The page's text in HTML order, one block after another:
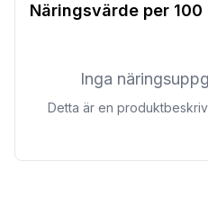
Näringsvärde per 100
Inga
Detta är en